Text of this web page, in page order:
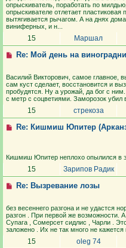
опрыскиватель, поработать по
опрыскивателе отлетает
вытягивается рычагом. А на днях
виниферных, и н...
15 Маршал
Re: Мой день на
Василий Викторович, самое главное,
сам куст сделает, восстановится и
пробудятся. Ну а урожай, да бог с
с метр с соцветиями. Заморозок убил
15 стрекоза
Re: Кишмиш Юпитер
Кишмиш Юпитер неплохо опылился в
15 Зарипов Радик
Re: Вызревание лозы
без весеннего разгона и не удастся
разгон . При первой же возможности.
Супага , Сомерсет сидлис , Чарли .
заложено . Их не так много не
15 oleg 74